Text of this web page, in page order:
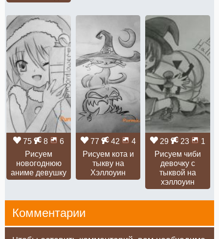
75 8
6
Рисуем
новогоднюю
аниме девушку
77 42
4
Рисуем кота и
тыкву на
Хэллоуин
29 23
1
Рисуем чиби
девочку с
тыквой на
хэллоуин
Комментарии